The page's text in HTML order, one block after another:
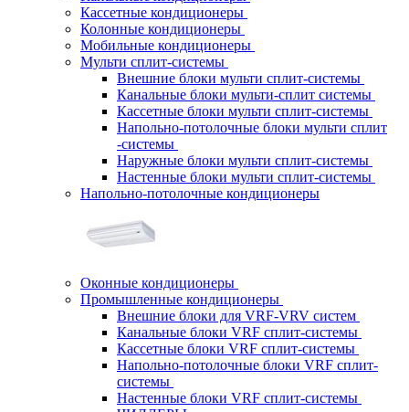
Кассетные кондиционеры
Колонные кондиционеры
Мобильные кондиционеры
Мульти сплит-системы
Внешние блоки мульти сплит-системы
Канальные блоки мульти-сплит системы
Кассетные блоки мульти сплит-системы
Напольно-потолочные блоки мульти сплит
-системы
Наружные блоки мульти сплит-системы
Настенные блоки мульти сплит-системы
Напольно-потолочные кондиционеры
Оконные кондиционеры
Промышленные кондиционеры
Внешние блоки для VRF-VRV систем
Канальные блоки VRF сплит-системы
Кассетные блоки VRF сплит-системы
Напольно-потолочные блоки VRF сплит-
системы
Настенные блоки VRF сплит-системы